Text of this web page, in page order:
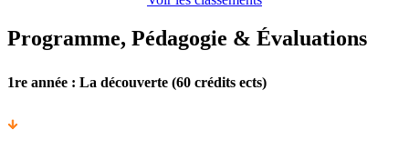
Programme, Pédagogie & Évaluations
1re année : La découverte (60 crédits ects)